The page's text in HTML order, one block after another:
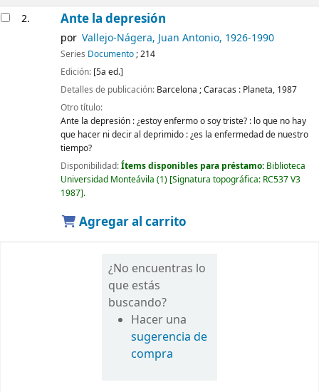
2. Ante la depresión
por Vallejo-Nágera, Juan Antonio, 1926-1990
Series Documento; 214
Edición: [5a ed.]
Detalles de publicación: Barcelona ; Caracas : Planeta, 1987
Otro título:
Ante la depresión : ¿estoy enfermo o soy triste? : lo que no hay
que hacer ni decir al deprimido : ¿es la enfermedad de nuestro
tiempo?
Disponibilidad:Ítems disponibles para préstamo: Biblioteca
Universidad Monteávila (1) Signatura topográfica: RC537 V3
1987 .
Agregar al carrito
¿No encuentras lo
que estás
buscando?
Hacer una
sugerencia de
compra